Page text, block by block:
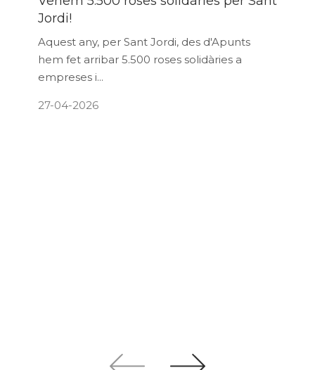
Jordi!
Aquest any, per Sant Jordi, des d'Apunts
hem fet arribar 5.500 roses solidàries a
empreses i...
27-04-2026